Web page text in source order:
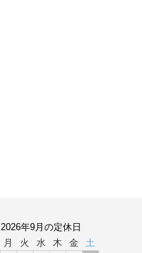
2026年9月の定休日
月 火 水 木 金
土